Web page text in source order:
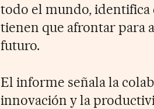
todo el mundo, identifica
tienen que afrontar para
futuro.
El informe señala la
innovación y la